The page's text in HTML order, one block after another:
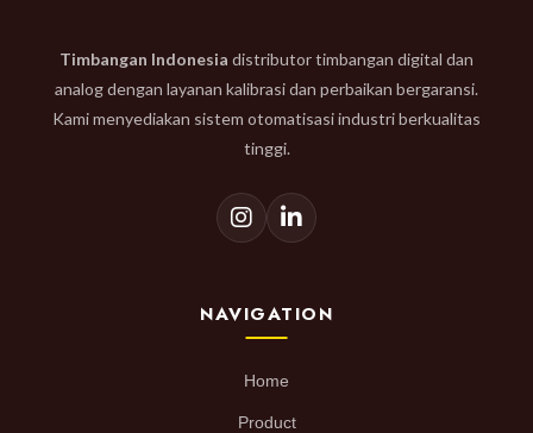
Timbangan Indonesia distributor timbangan digital dan
analog dengan layanan kalibrasi dan perbaikan bergaransi.
Kami menyediakan sistem otomatisasi industri berkualitas
tinggi.
NAVIGATION
Home
Product